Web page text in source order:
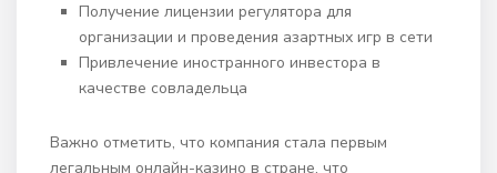
Получение лицензии регулятора для
организации и проведения азартных игр в сети
Привлечение иностранного инвестора в
качестве совладельца
Важно отметить, что компания стала первым
легальным онлайн-казино в стране, что